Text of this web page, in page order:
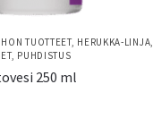
TUOTTEET, HERUKKA-LINJA,
, PUHDISTUS
250 ml